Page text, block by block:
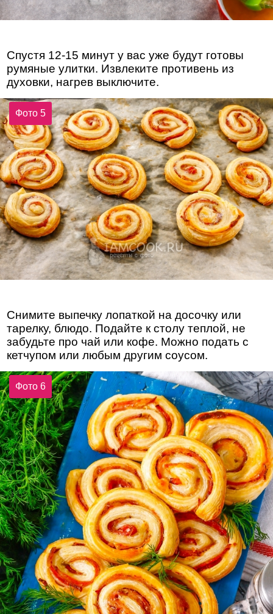
Спустя 12-15 минут у вас уже будут готовы
румяные улитки. Извлеките противень из
духовки, нагрев выключите.
Фото 5
Снимите выпечку лопаткой на досочку или
тарелку, блюдо. Подайте к столу теплой, не
забудьте про чай или кофе. Можно подать с
кетчупом или любым другим соусом.
Фото 6